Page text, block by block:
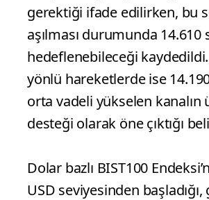
gerektiği ifade edilirken, bu
aşılması durumunda 14.610
hedeflenebileceği kaydedildi.
yönlü hareketlerde ise
orta vadeli yükselen kanalın
desteği olarak öne çıktığı
Dolar bazlı BIST100
USD seviyesinden